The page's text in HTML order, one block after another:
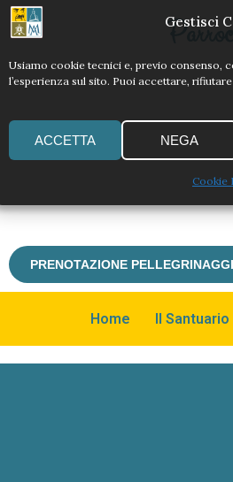
Gestisci
Usiamo cookie tecnici e, previo consenso,
l’esperienza sul sito. Puoi accettare,
ACCETTA NEGA
Cookie
PRENOTAZIONE
Home Il Santuario